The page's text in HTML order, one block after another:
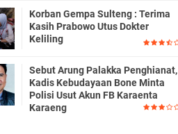
Korban Gempa Sulteng : Terima
Kasih Prabowo Utus Dokter
Keliling
Sebut Arung Palakka Penghianat,
Kadis Kebudayaan Bone Minta
Polisi Usut Akun FB Karaenta
Karaeng